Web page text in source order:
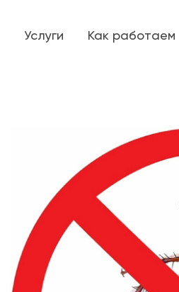
Услуги Как работаем